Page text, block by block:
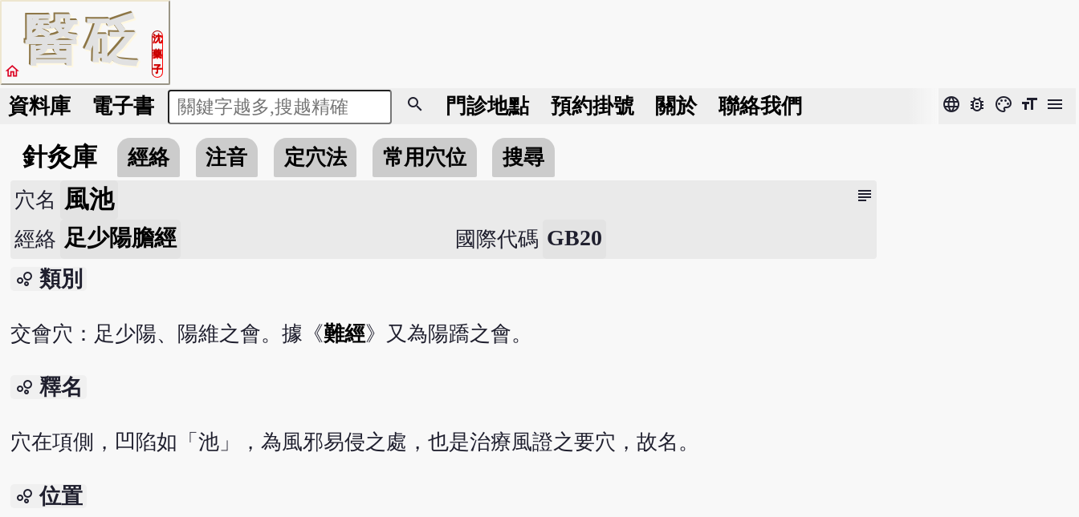
醫砭
沈
藥
子
home
資料庫 電子書 search 門診地點 預約掛號 關於 聯絡我們 language bug_report color_lens format_size menu
針灸庫 經絡 注音 定穴法 常用穴位 搜尋
subject
穴名 風池
經絡 足少陽膽經 國際代碼 GB20
bubble_chart 類別
交會穴：足少陽、陽維之會。據《難經》又為陽蹻之會。
bubble_chart 釋名
穴在項側，凹陷如「池」，為風邪易侵之處，也是治療風證之要穴，故名。
bubble_chart 位置